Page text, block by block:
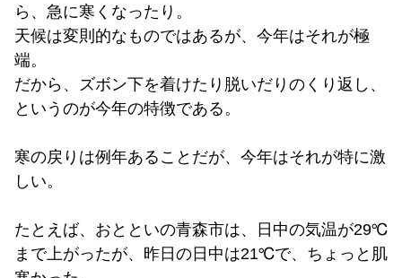
ら、急に寒くなったり。
天候は変則的なものではあるが、今年はそれが極
端。
だから、ズボン下を着けたり脱いだりのくり返し、
というのが今年の特徴である。
寒の戻りは例年あることだが、今年はそれが特に激
しい。
たとえば、おとといの青森市は、日中の気温が29℃
まで上がったが、昨日の日中は21℃で、ちょっと肌